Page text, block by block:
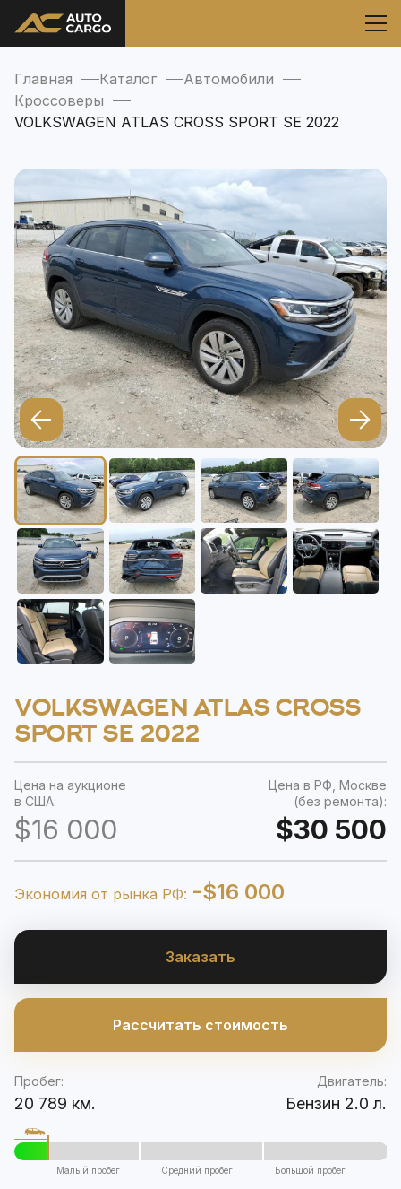
Главная Каталог
Автомобили
Кроссоверы
VOLKSWAGEN ATLAS CROSS SPORT SE 2022
VOLKSWAGEN ATLAS CROSS
SPORT SE 2022
Цена на аукционе
в США:
$16 000
Цена в РФ, Москве
(без ремонта):
$30 500
Экономия от рынка РФ: -$16 000
Заказать
Рассчитать стоимость
Пробег:
20 789 км.
Двигатель:
Бензин 2.0 л.
Малый пробег Средний пробег Большой пробег